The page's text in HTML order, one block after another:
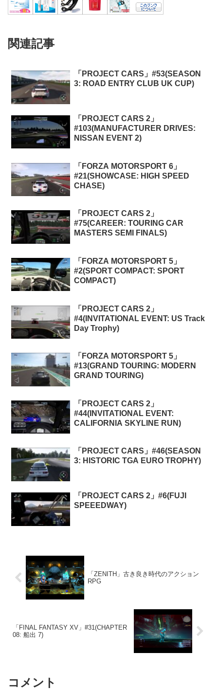
関連記事
「PROJECT CARS」#53(SEASON
3: ROAD ENTRY CLUB UK CUP)
「PROJECT CARS 2」
#103(MANUFACTURER DRIVES:
NISSAN EVENT 2)
「FORZA MOTORSPORT 6」
#21(SHOWCASE: HIGH SPEED
CHASE)
「PROJECT CARS 2」
#75(CAREER: TOURING CAR
MASTERS SEMI FINALS)
「FORZA MOTORSPORT 5」
#2(SPORT COMPACT: SPORT
COMPACT)
「PROJECT CARS 2」
#4(INVITATIONAL EVENT: US Track
Day Trophy)
「FORZA MOTORSPORT 5」
#13(GRAND TOURING: MODERN
GRAND TOURING)
「PROJECT CARS 2」
#44(INVITATIONAL EVENT:
CALIFORNIA SKYLINE RUN)
「PROJECT CARS」#46(SEASON
3: HISTORIC TGA EURO TROPHY)
「PROJECT CARS 2」#6(FUJI
SPEEEDWAY)
「ZENITH」古き良き時代のアクション
RPG
「FINAL FANTASY XV」#31(CHAPTER
08: 船出 7)
コメント